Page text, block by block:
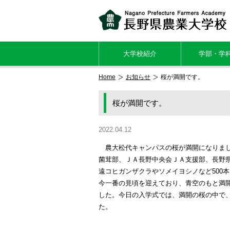
大学校紹介 学部・学
Home お知らせ 桜が満開です。
桜が満開です。
2022.04.12
農大松代キャンパスの桜が満開になりま
菌茸部、ＪＡ長野中央会ＪＡ支援部、長野
遠コヒガンザクラやソメイヨシノなど500
今一番の見頃を迎えており、青空のもと満
した。今日の入学式では、満開の桜の中で
た。